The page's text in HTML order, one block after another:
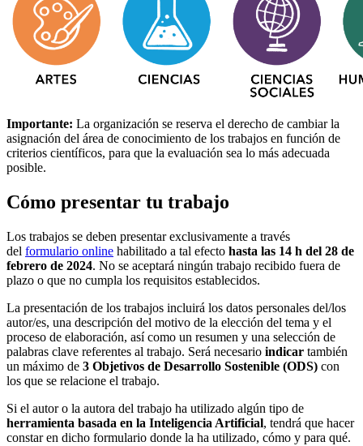
Importante: La organización se reserva el derecho de cambiar la
asignación del área de conocimiento de los trabajos en función de
criterios científicos, para que la evaluación sea lo más adecuada
posible.
Cómo presentar tu trabajo
Los trabajos se deben presentar exclusivamente a través
del formulario online habilitado a tal efecto hasta las 14 h del 28 de
febrero de 2024. No se aceptará ningún trabajo recibido fuera de
plazo o que no cumpla los requisitos establecidos.
La presentación de los trabajos incluirá los datos personales del/los
autor/es, una descripción del motivo de la elección del tema y el
proceso de elaboración, así como un resumen y una selección de
palabras clave referentes al trabajo. Será necesario indicar también
un máximo de 3 Objetivos de Desarrollo Sostenible (ODS) con
los que se relacione el trabajo.
Si el autor o la autora del trabajo ha utilizado algún tipo de
herramienta basada en la Inteligencia Artificial, tendrá que hacer
constar en dicho formulario donde la ha utilizado, cómo y para qué.